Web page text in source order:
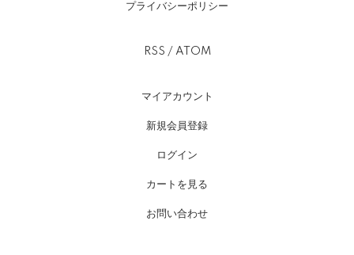
プライバシーポリシー
RSS / ATOM
マイアカウント
新規会員登録
ログイン
カートを見る
お問い合わせ